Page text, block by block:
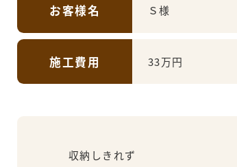
お客様名 Ｓ様
施工費用 33万円
収納しきれず